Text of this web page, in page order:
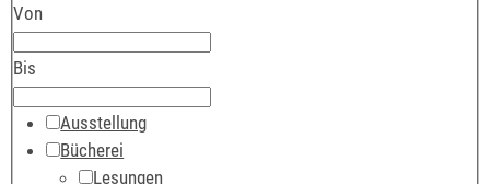
Von
Bis
Ausstellung
Bücherei
Lesungen